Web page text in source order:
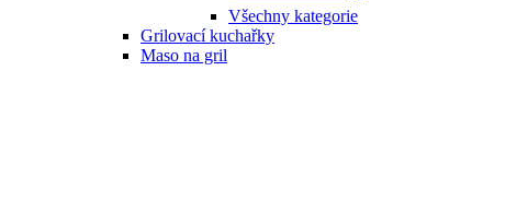
Všechny kategorie
Grilovací kuchařky
Maso na gril